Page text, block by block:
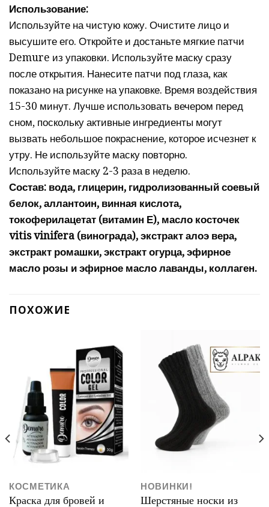
Использование:
Используйте на чистую кожу. Очистите лицо и
высушите его. Откройте и достаньте мягкие патчи
Demure из упаковки. Используйте маску сразу
после открытия. Нанесите патчи под глаза, как
показано на рисунке на упаковке. Время воздействия
15-30 минут. Лучше использовать вечером перед
сном, поскольку активные ингредиенты могут
вызвать небольшое покраснение, которое исчезнет к
утру. Не используйте маску повторно.
Используйте маску 2-3 раза в неделю.
Состав: вода, глицерин, гидролизованный соевый
белок, аллантоин, винная кислота,
токоферилацетат (витамин Е), масло косточек
vitis vinifera (винограда), экстракт алоэ вера,
экстракт ромашки, экстракт огурца, эфирное
масло розы и эфирное масло лаванды, коллаген.
ПОХОЖИЕ
КОСМЕТИКА
Краска для бровей и
НОВИНКИ!
Шерстяные носки из